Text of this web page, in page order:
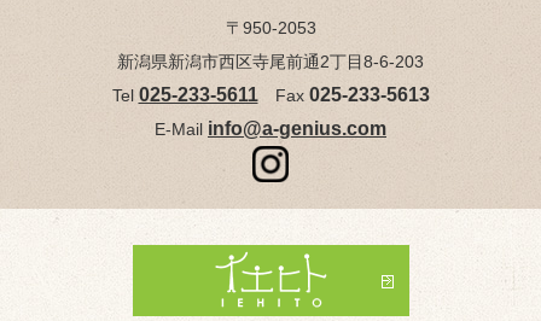
〒950-2053
新潟県新潟市西区寺尾前通2丁目8-6-203
Tel 025-233-5611Fax 025-233-5613
E-Mail info@a-genius.com